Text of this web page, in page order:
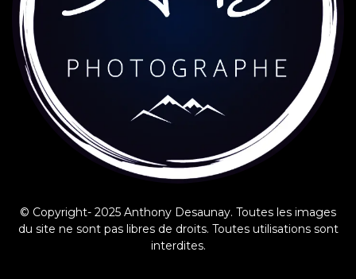
© Copyright- 2025 Anthony Desaunay. Toutes les images
du site ne sont pas libres de droits. Toutes utilisations sont
interdites.